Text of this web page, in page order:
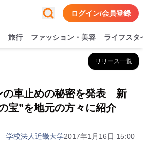
ログイン/会員登録
旅行 ファッション・美容 ライフスタ
リリース一覧
の車止めの秘密を発表 新
宝”を地元の方々に紹介
学校法人近畿大学2017年1月16日 15:00